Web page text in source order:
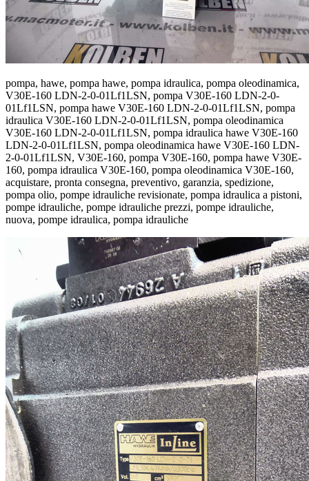
pompa, hawe, pompa hawe, pompa idraulica, pompa oleodinamica,
V30E-160 LDN-2-0-01Lf1LSN, pompa V30E-160 LDN-2-0-
01Lf1LSN, pompa hawe V30E-160 LDN-2-0-01Lf1LSN, pompa
idraulica V30E-160 LDN-2-0-01Lf1LSN, pompa oleodinamica
V30E-160 LDN-2-0-01Lf1LSN, pompa idraulica hawe V30E-160
LDN-2-0-01Lf1LSN, pompa oleodinamica hawe V30E-160 LDN-
2-0-01Lf1LSN, V30E-160, pompa V30E-160, pompa hawe V30E-
160, pompa idraulica V30E-160, pompa oleodinamica V30E-160,
acquistare, pronta consegna, preventivo, garanzia, spedizione,
pompa olio, pompe idrauliche revisionate, pompa idraulica a pistoni,
pompe idrauliche, pompe idrauliche prezzi, pompe idrauliche,
nuova, pompe idraulica, pompa idrauliche